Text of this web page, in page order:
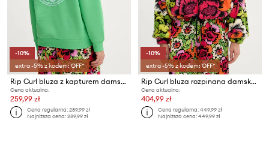
-10%
extra -5% z kodem: OFF*
Rip Curl bluza z kapturem damska z bawełną ICONS OF SURF HERITAGE
Cena aktualna:
259,99 zł
Cena regularna:289,99 zł
Najniższa cena:289,99 zł
-10%
extra -5% z kodem: OFF*
Rip Curl bluza rozpinana damska polarowa FARM RIO
Cena aktualna:
404,99 zł
Cena regularna:449,99 zł
Najniższa cena:449,99 zł